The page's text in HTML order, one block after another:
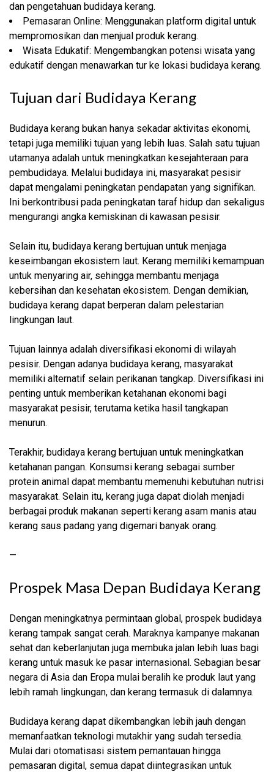
dan pengetahuan budidaya kerang.
Pemasaran Online: Menggunakan platform digital untuk
mempromosikan dan menjual produk kerang.
Wisata Edukatif: Mengembangkan potensi wisata yang
edukatif dengan menawarkan tur ke lokasi budidaya kerang.
Tujuan dari Budidaya Kerang
Budidaya kerang bukan hanya sekadar aktivitas ekonomi,
tetapi juga memiliki tujuan yang lebih luas. Salah satu tujuan
utamanya adalah untuk meningkatkan kesejahteraan para
pembudidaya. Melalui budidaya ini, masyarakat pesisir
dapat mengalami peningkatan pendapatan yang signifikan.
Ini berkontribusi pada peningkatan taraf hidup dan sekaligus
mengurangi angka kemiskinan di kawasan pesisir.
Selain itu, budidaya kerang bertujuan untuk menjaga
keseimbangan ekosistem laut. Kerang memiliki kemampuan
untuk menyaring air, sehingga membantu menjaga
kebersihan dan kesehatan ekosistem. Dengan demikian,
budidaya kerang dapat berperan dalam pelestarian
lingkungan laut.
Tujuan lainnya adalah diversifikasi ekonomi di wilayah
pesisir. Dengan adanya budidaya kerang, masyarakat
memiliki alternatif selain perikanan tangkap. Diversifikasi ini
penting untuk memberikan ketahanan ekonomi bagi
masyarakat pesisir, terutama ketika hasil tangkapan
menurun.
Terakhir, budidaya kerang bertujuan untuk meningkatkan
ketahanan pangan. Konsumsi kerang sebagai sumber
protein animal dapat membantu memenuhi kebutuhan nutrisi
masyarakat. Selain itu, kerang juga dapat diolah menjadi
berbagai produk makanan seperti kerang asam manis atau
kerang saus padang yang digemari banyak orang.
—
Prospek Masa Depan Budidaya Kerang
Dengan meningkatnya permintaan global, prospek budidaya
kerang tampak sangat cerah. Maraknya kampanye makanan
sehat dan keberlanjutan juga membuka jalan lebih luas bagi
kerang untuk masuk ke pasar internasional. Sebagian besar
negara di Asia dan Eropa mulai beralih ke produk laut yang
lebih ramah lingkungan, dan kerang termasuk di dalamnya.
Budidaya kerang dapat dikembangkan lebih jauh dengan
memanfaatkan teknologi mutakhir yang sudah tersedia.
Mulai dari otomatisasi sistem pemantauan hingga
pemasaran digital, semua dapat diintegrasikan untuk